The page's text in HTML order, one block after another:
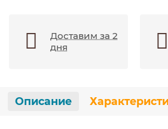
Доставим за 2
дня
Описание